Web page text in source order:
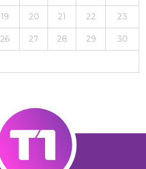
19 20 21 22 23
26 27 28 29 30